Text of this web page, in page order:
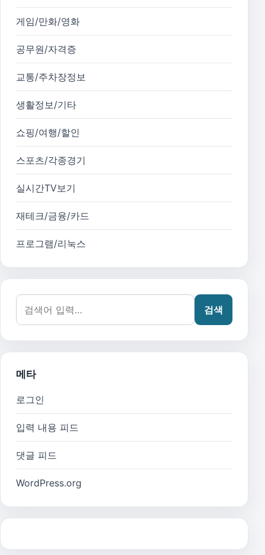
게임/만화/영화
공무원/자격증
교통/주차장정보
생활정보/기타
쇼핑/여행/할인
스포츠/각종경기
실시간TV보기
재테크/금융/카드
프로그램/리눅스
검색어:
검색
메타
로그인
입력 내용 피드
댓글 피드
WordPress.org